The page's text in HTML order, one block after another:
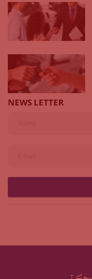
NEWS LETTER